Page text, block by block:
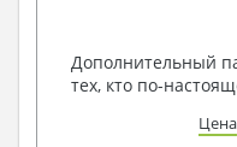
Дополнительный
тех, кто по-
Цена